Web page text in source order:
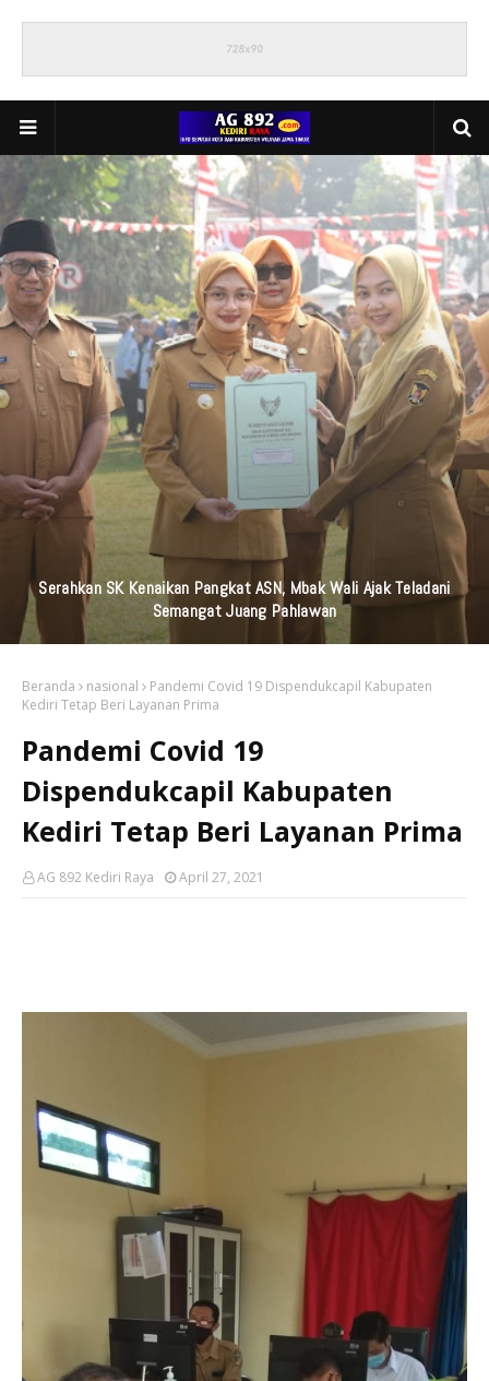
KAI Daop 7 Madiun Kembali Salurkan Bantuan TJSL Senilai
Ratusan Juta Untuk Infrastruktur, Pendidikan, Pelestarian
Budaya, Dan Disabilitas
Beranda nasional
Pandemi Covid 19 Dispendukcapil Kabupaten
Kediri Tetap Beri Layanan Prima
Pandemi Covid 19
Dispendukcapil Kabupaten
Kediri Tetap Beri Layanan Prima
AG 892 Kediri Raya April 27, 2021